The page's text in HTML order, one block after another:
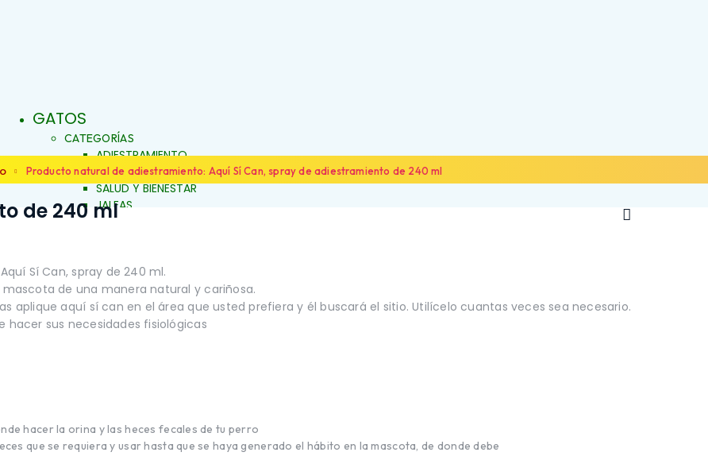
GATOS
CATEGORÍAS
ADIESTRAMIENTO
DERMOCOSMÉTICA
SALUD Y BIENESTAR
JALEAS
JABONES NATURALES
ALERGIAS
ARTICULACIONES Y MÚSCULOS
BELLEZA Y LIMPIEZA
CONDUCTA Y COMPORTAMIENTO
SALUD INTERNA
SALUD INMUNOLÓGICA
Producto natural de adiestramiento: Aquí Sí Can, spray de adiestramiento de 240 ml
de 240 ml
Sí Can, spray de 240 ml.
de una manera natural y cariñosa.
aplique aquí sí can en el área que usted prefiera y él buscará el sitio. Utilícelo cuantas veces sea necesario.
hacer sus necesidades fisiológicas
hacer la orina y las heces fecales de tu perro
que se requiera y usar hasta que se haya generado el hábito en la mascota, de donde debe